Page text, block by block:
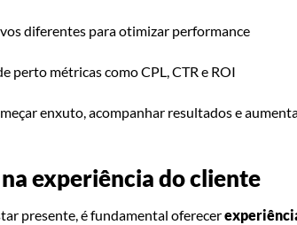
diferentes para otimizar performance
perto métricas como CPL, CTR e ROI
enxuto, acompanhar resultados e
na experiência do cliente
presente, é fundamental oferecer